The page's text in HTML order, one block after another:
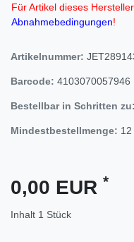
Für Artikel dieses
Abnahmebedingungen!
Artikelnummer:
Barcode: 4103070057946
Bestellbar in Schritten zu:
Mindestbestellmenge: 12
0,00 EUR *
Inhalt 1 Stück